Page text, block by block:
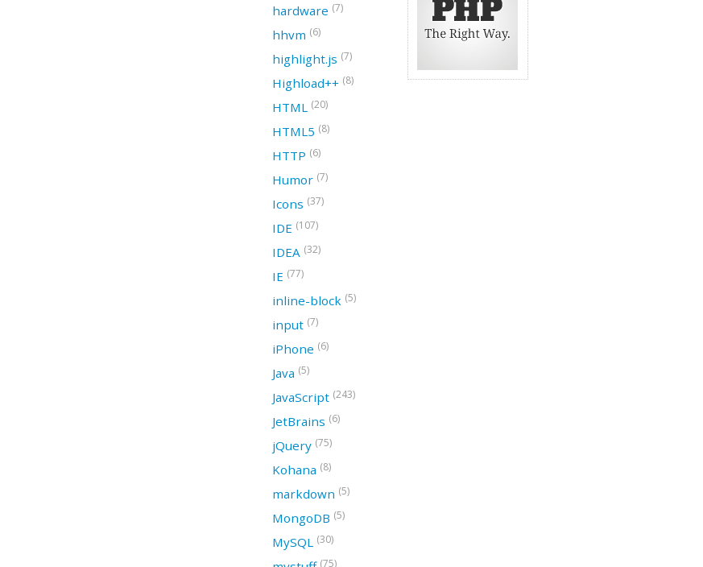
hardware (7)
hhvm (6)
highlight.js (7)
Highload++ (8)
HTML (20)
HTML5 (8)
HTTP (6)
Humor (7)
Icons (37)
IDE (107)
IDEA (32)
IE (77)
inline-block (5)
input (7)
iPhone (6)
Java (5)
JavaScript (243)
JetBrains (6)
jQuery (75)
Kohana (8)
markdown (5)
MongoDB (5)
MySQL (30)
(75)